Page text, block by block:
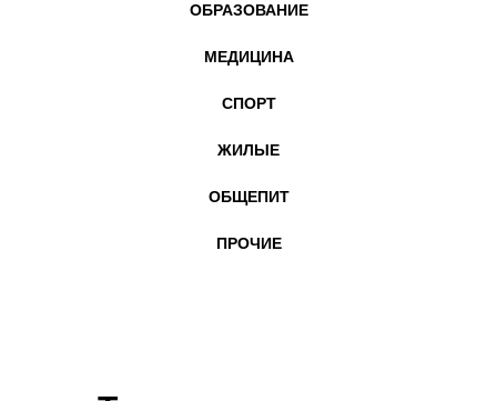
ОБРАЗОВАНИЕ
МЕДИЦИНА
СПОРТ
ЖИЛЫЕ
ОБЩЕПИТ
ПРОЧИЕ